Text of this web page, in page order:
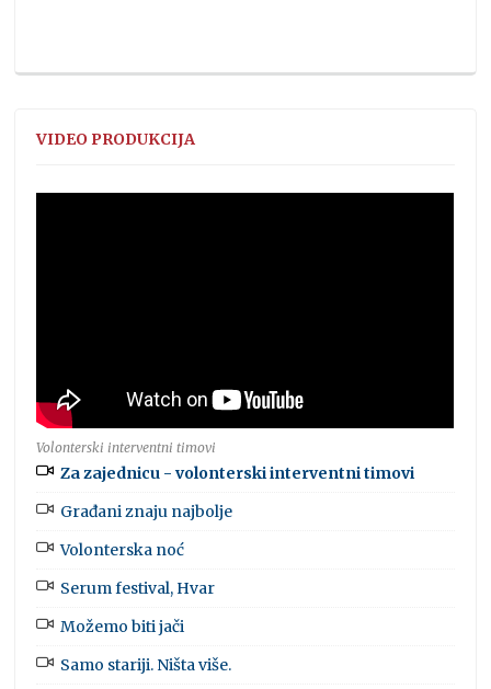
VIDEO PRODUKCIJA
Volonterski interventni timovi
Za zajednicu - volonterski interventni timovi
Građani znaju najbolje
Volonterska noć
Serum festival, Hvar
Možemo biti jači
Samo stariji. Ništa više.